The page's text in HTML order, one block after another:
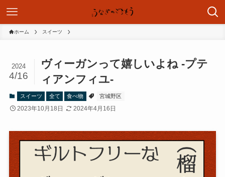
ホーム スイーツ
ヴィーガンって嬉しいよね -プテ
ィアンフィユ-
2024
4/16
スイーツ 全て 食べ物 宮城野区
2023年10月18日 2024年4月16日